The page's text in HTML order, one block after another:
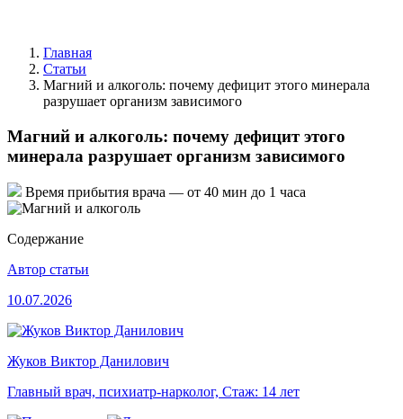
Главная
Статьи
Магний и алкоголь: почему дефицит этого минерала
разрушает организм зависимого
Магний и алкоголь: почему дефицит этого
минерала разрушает организм зависимого
Время прибытия врача — от 40 мин до 1 часа
Содержание
Автор статьи
10.07.2026
Жуков Виктор Данилович
Главный врач, психиатр-нарколог, Стаж: 14 лет